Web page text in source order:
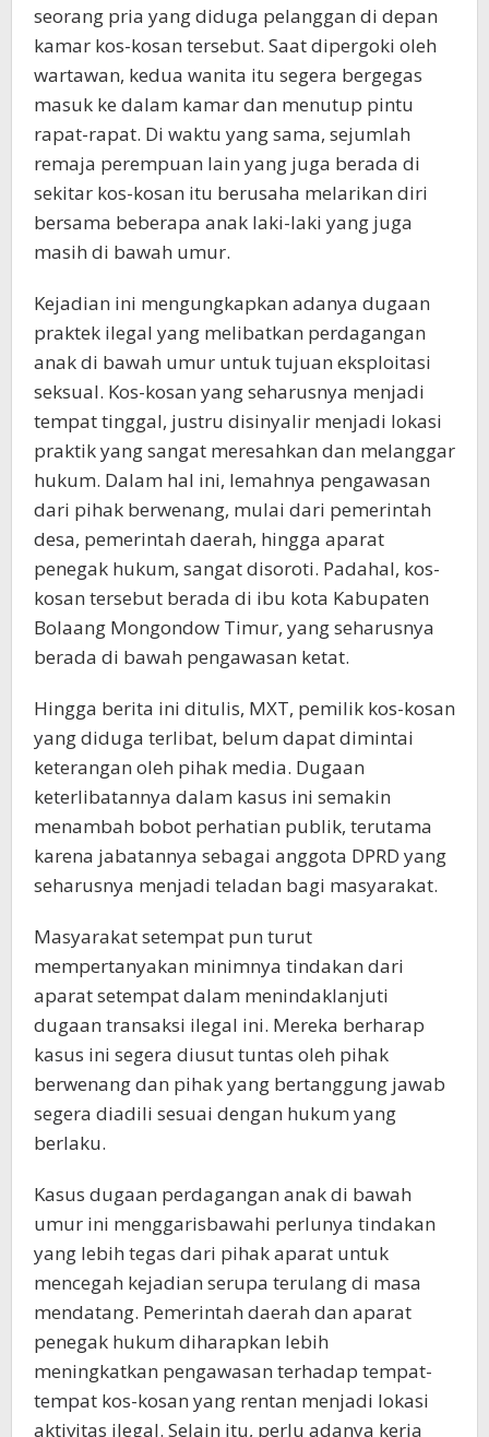
seorang pria yang diduga pelanggan di depan
kamar kos-kosan tersebut. Saat dipergoki oleh
wartawan, kedua wanita itu segera bergegas
masuk ke dalam kamar dan menutup pintu
rapat-rapat. Di waktu yang sama, sejumlah
remaja perempuan lain yang juga berada di
sekitar kos-kosan itu berusaha melarikan diri
bersama beberapa anak laki-laki yang juga
masih di bawah umur.
Kejadian ini mengungkapkan adanya dugaan
praktek ilegal yang melibatkan perdagangan
anak di bawah umur untuk tujuan eksploitasi
seksual. Kos-kosan yang seharusnya menjadi
tempat tinggal, justru disinyalir menjadi lokasi
praktik yang sangat meresahkan dan melanggar
hukum. Dalam hal ini, lemahnya pengawasan
dari pihak berwenang, mulai dari pemerintah
desa, pemerintah daerah, hingga aparat
penegak hukum, sangat disoroti. Padahal, kos-
kosan tersebut berada di ibu kota Kabupaten
Bolaang Mongondow Timur, yang seharusnya
berada di bawah pengawasan ketat.
Hingga berita ini ditulis, MXT, pemilik kos-kosan
yang diduga terlibat, belum dapat dimintai
keterangan oleh pihak media. Dugaan
keterlibatannya dalam kasus ini semakin
menambah bobot perhatian publik, terutama
karena jabatannya sebagai anggota DPRD yang
seharusnya menjadi teladan bagi masyarakat.
Masyarakat setempat pun turut
mempertanyakan minimnya tindakan dari
aparat setempat dalam menindaklanjuti
dugaan transaksi ilegal ini. Mereka berharap
kasus ini segera diusut tuntas oleh pihak
berwenang dan pihak yang bertanggung jawab
segera diadili sesuai dengan hukum yang
berlaku.
Kasus dugaan perdagangan anak di bawah
umur ini menggarisbawahi perlunya tindakan
yang lebih tegas dari pihak aparat untuk
mencegah kejadian serupa terulang di masa
mendatang. Pemerintah daerah dan aparat
penegak hukum diharapkan lebih
meningkatkan pengawasan terhadap tempat-
tempat kos-kosan yang rentan menjadi lokasi
aktivitas ilegal. Selain itu, perlu adanya kerja